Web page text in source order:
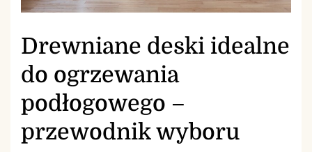
Drewniane deski idealne
do ogrzewania
podłogowego –
przewodnik wyboru